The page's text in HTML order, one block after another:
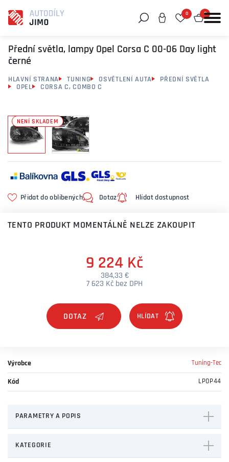
0 0
Přední světla, lampy Opel Corsa C 00-06 Day light
černé
HLAVNÍ STRANA TUNING OSVĚTLENÍ AUTA
PŘEDNÍ SVĚTLA
OPEL
CORSA C, COMBO C
NENÍ SKLADEM
Přidat do oblíbených Dotaz Hlídat dostupnost
TENTO PRODUKT MOMENTÁLNĚ NELZE ZAKOUPIT
9 224 Kč
384,33 €
7 623 Kč bez DPH
DOTAZ
Výrobce Tuning-Tec
Kód LPOP44
PARAMETRY A POPIS
KATEGORIE
Můžeme vám pomoci něco najít?